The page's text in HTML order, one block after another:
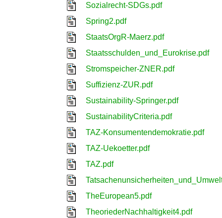
Sozialrecht-SDGs.pdf
Spring2.pdf
StaatsOrgR-Maerz.pdf
Staatsschulden_und_Eurokrise.pdf
Stromspeicher-ZNER.pdf
Suffizienz-ZUR.pdf
Sustainability-Springer.pdf
SustainabilityCriteria.pdf
TAZ-Konsumentendemokratie.pdf
TAZ-Uekoetter.pdf
TAZ.pdf
TheEuropean5.pdf
TheoriederNachhaltigkeit4.pdf